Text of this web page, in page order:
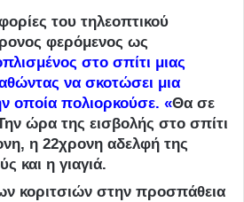
του τηλεοπτικού
φερόμενος ως
στο σπίτι μιας
να σκοτώσει μια
οποία πολιορκούσε. «Θα σε
ώρα της εισβολής στο σπίτι
η 22χρονη αδελφή της
και η γιαγιά.
κοριτσιών στην προσπάθεια